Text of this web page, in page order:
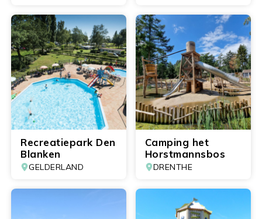
Recreatiepark Den
Blanken
GELDERLAND
Camping het
Horstmannsbos
DRENTHE